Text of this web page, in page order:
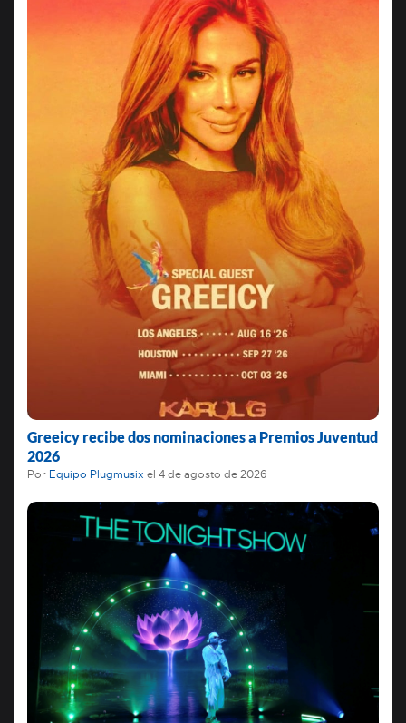
Greeicy recibe dos nominaciones a Premios Juventud
2026
Por Equipo Plugmusix el 4 de agosto de 2026